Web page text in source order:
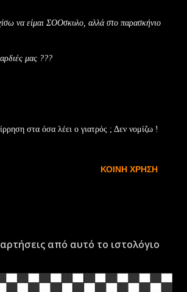
να είμαι ΣΟΟσκυλο, αλλά στο παρασκήνιο
μας ???
στα όσα λέει ο γιατρός ; Δεν νομίζω !
ΚΟΙΝΉ ΧΡΉΣΗ
από αυτό το ιστολόγιο